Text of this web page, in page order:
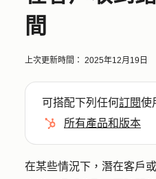
間
上次更新時間： 2025年12月19日
可搭配下列任何訂閱使
所有產品和版本
在某些情況下，潛在客戶